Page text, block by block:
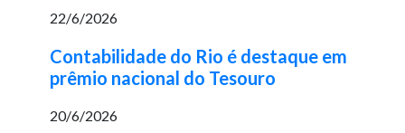
22/6/2026
Contabilidade do Rio é destaque em
prêmio nacional do Tesouro
20/6/2026